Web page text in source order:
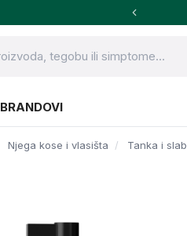
BRANDOVI
Njega kose i vlasišta Tanka i